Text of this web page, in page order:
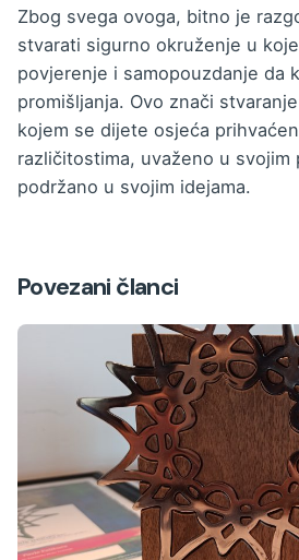
Zbog svega ovoga, bitno je
stvarati sigurno okruženje u
povjerenje i samopouzdanje da
promišljanja. Ovo znači
kojem se dijete osjeća
različitostima, uvaženo u svojim
podržano u svojim idejama.
Povezani članci